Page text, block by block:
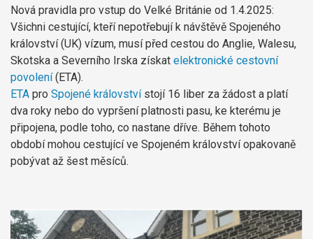
Nová pravidla pro vstup do Velké Británie od 1.4.2025:
Všichni cestující, kteří nepotřebují k návštěvě Spojeného
království (UK) vízum, musí před cestou do Anglie, Walesu,
Skotska a Severního Irska získat elektronické cestovní
povolení(ETA).
ETA pro Spojené královstvístojí 16 liber za žádost a platí
dva roky nebo do vypršení platnosti pasu, ke kterému je
připojena, podle toho, co nastane dříve. Během tohoto
období mohou cestující ve Spojeném království opakovaně
pobývat až šest měsíců.